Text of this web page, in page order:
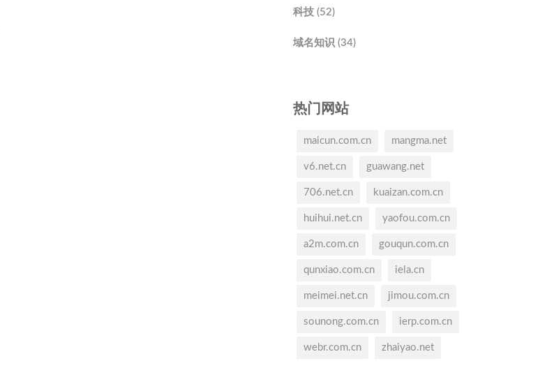
科技 (52)
域名知识 (34)
热门网站
maicun.com.cn mangma.net
v6.net.cn guawang.net
706.net.cn kuaizan.com.cn
huihui.net.cn yaofou.com.cn
a2m.com.cn gouqun.com.cn
qunxiao.com.cn iela.cn
meimei.net.cn jimou.com.cn
sounong.com.cn ierp.com.cn
webr.com.cn zhaiyao.net